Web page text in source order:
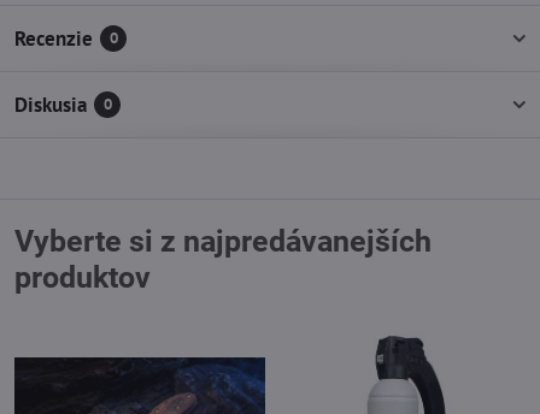
Recenzie 0
Diskusia 0
Vyberte si z najpredávanejších
produktov